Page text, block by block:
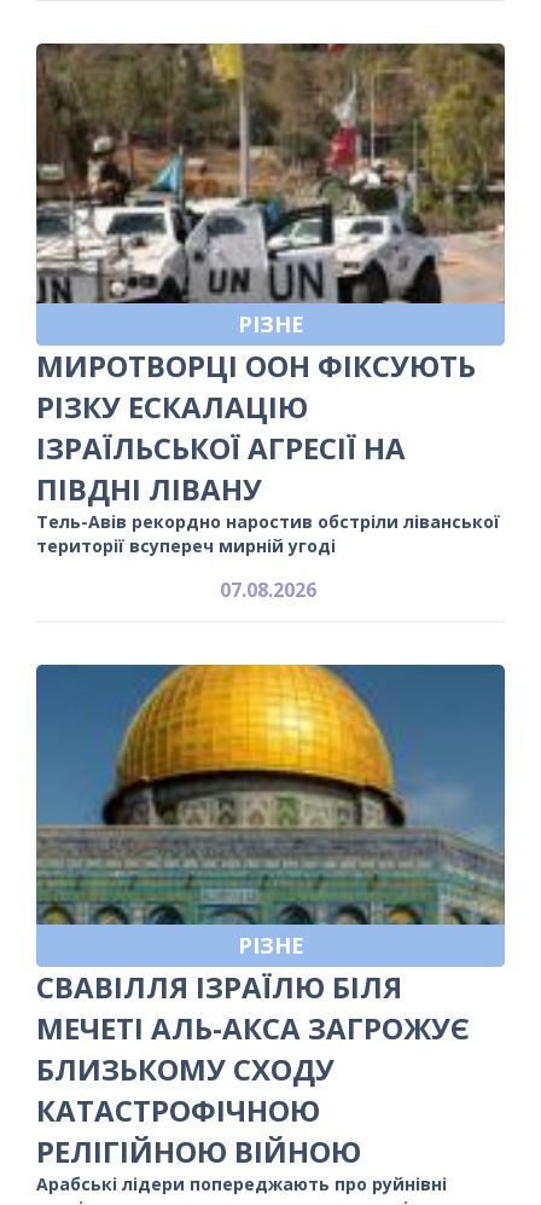
РІЗНЕ
МИРОТВОРЦІ ООН ФІКСУЮТЬ
РІЗКУ ЕСКАЛАЦІЮ
ІЗРАЇЛЬСЬКОЇ АГРЕСІЇ НА
ПІВДНІ ЛІВАНУ
Тель-Авів рекордно наростив обстріли ліванської
території всупереч мирній угоді
07.08.2026
РІЗНЕ
СВАВІЛЛЯ ІЗРАЇЛЮ БІЛЯ
МЕЧЕТІ АЛЬ-АКСА ЗАГРОЖУЄ
БЛИЗЬКОМУ СХОДУ
КАТАСТРОФІЧНОЮ
РЕЛІГІЙНОЮ ВІЙНОЮ
Арабські лідери попереджають про руйнівні